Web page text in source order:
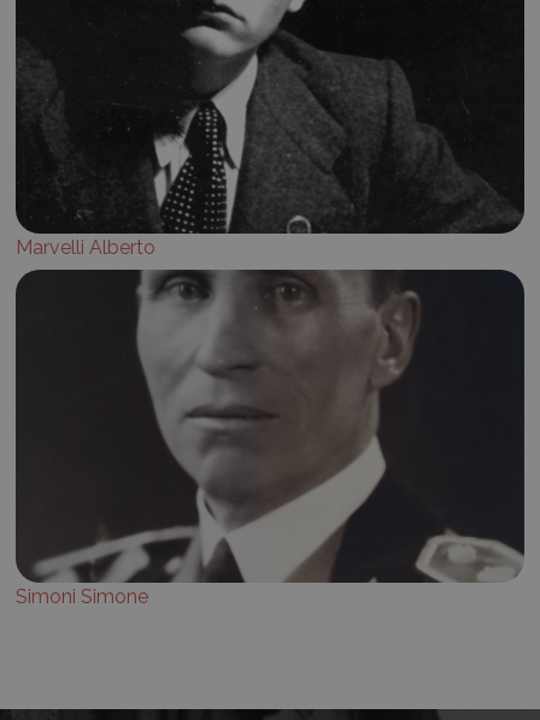
Marvelli Alberto
Simoni Simone